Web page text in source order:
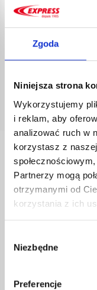
Zgoda
Niniejsza strona
Wykorzystujemy
i reklam, aby
analizować ruch w
korzystasz z
Partnerzy mogą
otrzymanymi od
korzystania z ich
zgody
Niezbędne
Preferencje
Brak
INNE